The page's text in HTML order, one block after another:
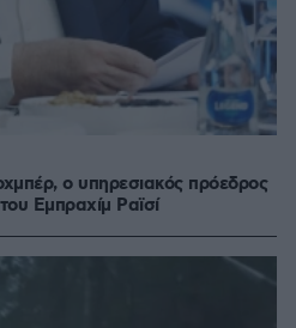
ο υπηρεσιακός πρόεδρος
Εμπραχίμ Ραϊσί